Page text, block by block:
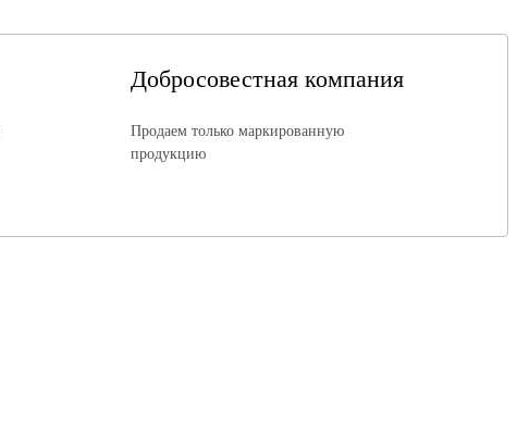
Добросовестная компания
Продаем только маркированную
продукцию